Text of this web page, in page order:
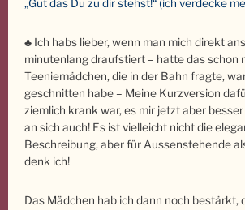
„Gut das Du zu dir stehst!“ (ich verdecke
♣ Ich habs lieber, wenn man mich direkt
minutenlang draufstiert – hatte das schon
Teeniemädchen, die in der Bahn fragte,
geschnitten habe – Meine Kurzversion
ziemlich krank war, es mir jetzt aber
an sich auch! Es ist vielleicht nicht die
Beschreibung, aber für Aussenstehende
denk ich!
Das Mädchen hab ich dann noch bestärkt,